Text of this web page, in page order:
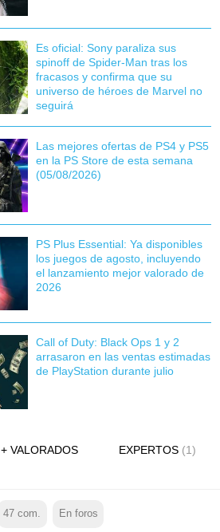
Es oficial: Sony paraliza sus
spinoff de Spider-Man tras los
fracasos y confirma que su
universo de héroes de Marvel no
seguirá
Las mejores ofertas de PS4 y PS5
en la PS Store de esta semana
(05/08/2026)
PS Plus Essential: Ya disponibles
los juegos de agosto, incluyendo
el lanzamiento mejor valorado de
2026
Call of Duty: Black Ops 1 y 2
arrasaron en las ventas estimadas
de PlayStation durante julio
+ VALORADOS EXPERTOS (1)
47 com. En foros